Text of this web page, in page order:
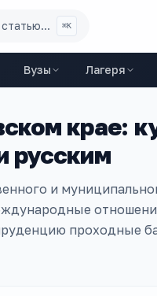
⌘K
Вузы Лагеря
крае:
русским
и
проходные